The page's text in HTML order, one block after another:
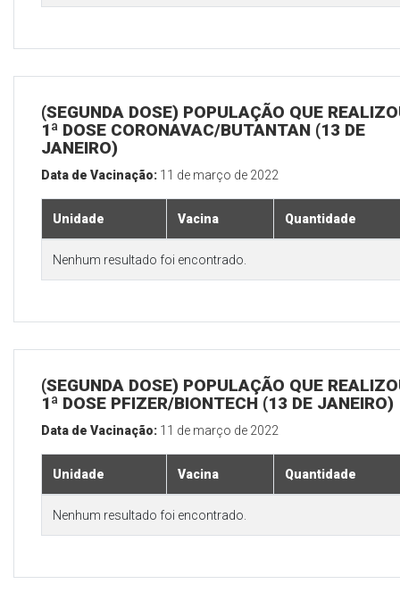
(SEGUNDA DOSE) POPULAÇÃO QUE
1ª DOSE CORONAVAC/BUTANTAN (13 DE
JANEIRO)
Data de Vacinação: 11 de março de 2022
Unidade Vacina Quantidade
Nenhum resultado foi encontrado.
(SEGUNDA DOSE) POPULAÇÃO QUE
1ª DOSE PFIZER/BIONTECH (13 DE JANEIRO)
Data de Vacinação: 11 de março de 2022
Unidade Vacina Quantidade
Nenhum resultado foi encontrado.